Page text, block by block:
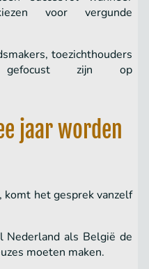
voor vergunde
toezichthouders
zijn op
jaar worden
komt het gesprek vanzelf
Nederland als België de
moeten maken.